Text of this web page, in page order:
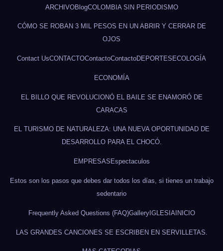
ARCHIVOBlogCOLOMBIA SIN PERIODISMO
CÓMO SE ROBAN 3 MIL PESOS EN UN ABRIR Y CERRAR DE
OJOS
Contact UsCONTACTOContactoContactoDEPORTES ECOLOGÍA
ECONOMÍA
EL BILLO QUE REVOLUCIONÓ EL BAILE SE ENAMORÓ DE
CARACAS
EL TURISMO DE NATURALEZA: UNA NUEVA OPORTUNIDAD DE
DESARROLLO PARA EL CHOCÓ.
EMPRESAS Espectaculos
Estos son los pasos que debes dar todos los días, si tienes un trabajo
sedentario
Frequently Asked Questions (FAQ)GalleryIGLESIA INICIO
LAS GRANDES CANCIONES SE ESCRIBEN EN SERVILLETAS.